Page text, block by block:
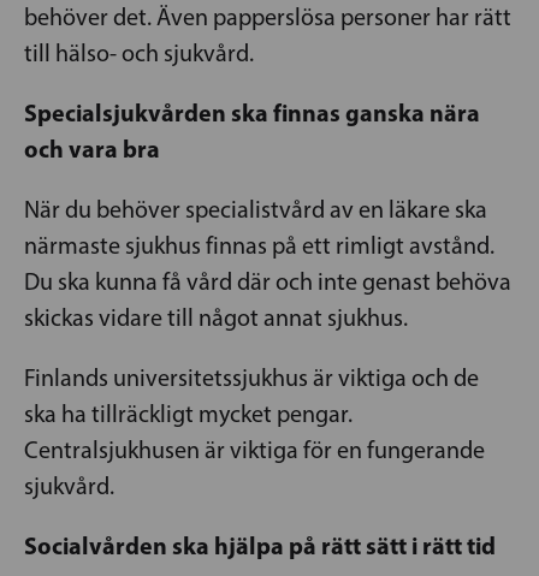
behöver det. Även papperslösa personer har rätt
till hälso- och sjukvård.
Specialsjukvården ska finnas ganska nära
och vara bra
När du behöver specialistvård av en läkare ska
närmaste sjukhus finnas på ett rimligt avstånd.
Du ska kunna få vård där och inte genast behöva
skickas vidare till något annat sjukhus.
Finlands universitetssjukhus är viktiga och de
ska ha tillräckligt mycket pengar.
Centralsjukhusen är viktiga för en fungerande
sjukvård.
Socialvården ska hjälpa på rätt sätt i rätt tid